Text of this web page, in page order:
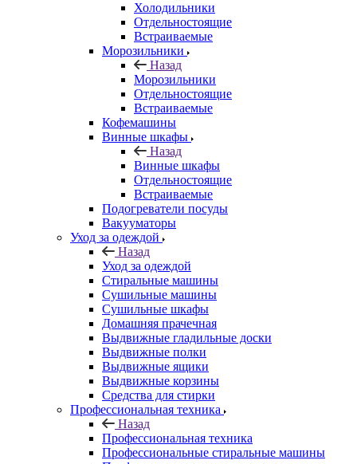
Холодильники
Отдельностоящие
Встраиваемые
Морозильники
Назад
Морозильники
Отдельностоящие
Встраиваемые
Кофемашины
Винные шкафы
Назад
Винные шкафы
Отдельностоящие
Встраиваемые
Подогреватели посуды
Вакууматоры
Уход за одеждой
Назад
Уход за одеждой
Стиральные машины
Сушильные машины
Сушильные шкафы
Домашняя прачечная
Выдвижные гладильные доски
Выдвижные полки
Выдвижные ящики
Выдвижные корзины
Средства для стирки
Профессиональная техника
Назад
Профессиональная техника
Профессиональные стиральные машины